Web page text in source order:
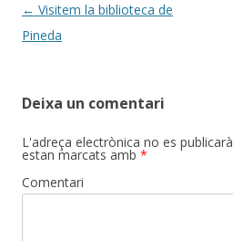
Post
navigation
← Visitem la biblioteca de
Pineda
Deixa un comentari
L'adreça electrònica no es publicarà
estan marcats amb *
Comentari